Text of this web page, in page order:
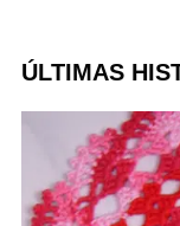
ÚLTIMAS